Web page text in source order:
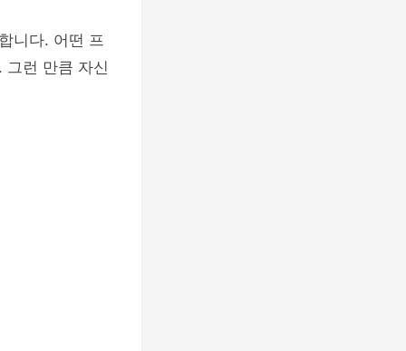
니다. 어떤 프
그런 만큼 자신